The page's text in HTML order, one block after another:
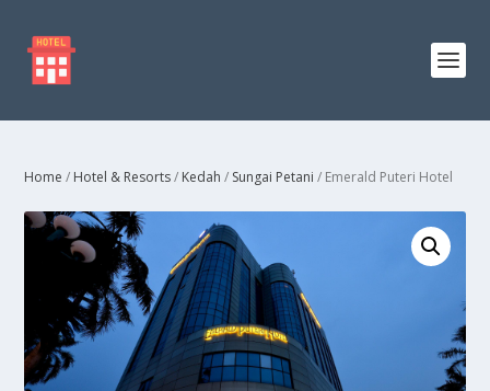
Home / Hotel & Resorts/ Kedah / Sungai Petani / Emerald Puteri Hotel